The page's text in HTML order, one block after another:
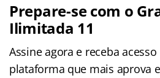
Prepare-se com o
Ilimitada 11
Assine agora e receba acesso
plataforma que mais aprova